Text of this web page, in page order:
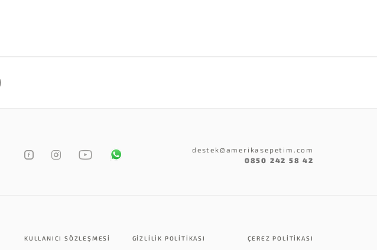
destek@amerikasepetim.com
0850 242 58 42
KULLANICI SÖZLEŞMESI GIZLILIK POLITIKASI ÇEREZ POLITIKASI